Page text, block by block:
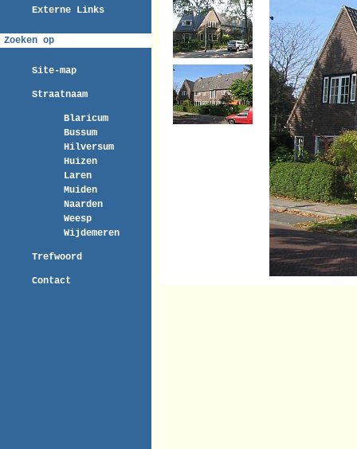
Externe Links
Zoeken op
Site-map
Straatnaam
Blaricum
Bussum
Hilversum
Huizen
Laren
Muiden
Naarden
Weesp
Wijdemeren
Trefwoord
Contact